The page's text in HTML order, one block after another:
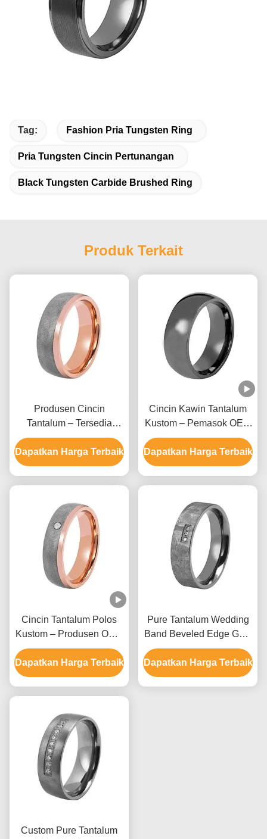
Tag: Fashion Pria Tungsten Ring
Pria Tungsten Cincin Pertunangan
Black Tungsten Carbide Brushed Ring
Produk Terkait
Produsen Cincin
Tantalum – Tersedia
Desain Polos Buatan
Tangan OEM
Dapatkan Harga Terbaik
Cincin Kawin Tantalum
Kustom – Pemasok OEM
Cincin Polos Buatan
Tangan
Dapatkan Harga Terbaik
Cincin Tantalum Polos
Kustom – Produsen OEM
Buatan Tangan| Pabrik
Perhiasan Aimeili
Dapatkan Harga Terbaik
Pure Tantalum Wedding
Band Beveled Edge Gold
Black Silver Simple
Wedding Band
Dapatkan Harga Terbaik
Custom Pure Tantalum